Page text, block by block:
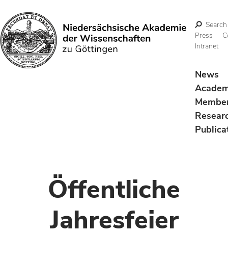
Search
Search
Press
Intranet
News
Öffentliche
Jahresfeier